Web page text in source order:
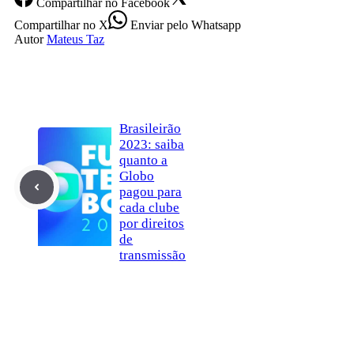
Compartilharno Facebook
Compartilharno X Enviarpelo Whatsapp
Autor Mateus Taz
Brasileirão
2023: saiba
quanto a
Globo
pagou para
cada clube
por direitos
de
transmissão